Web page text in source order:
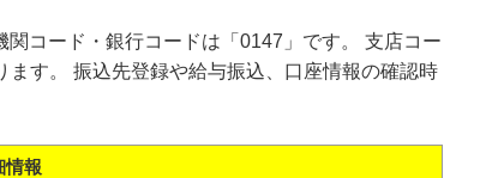
コード・銀行コードは「0147」です。 支店コー
す。 振込先登録や給与振込、口座情報の確認時
情報